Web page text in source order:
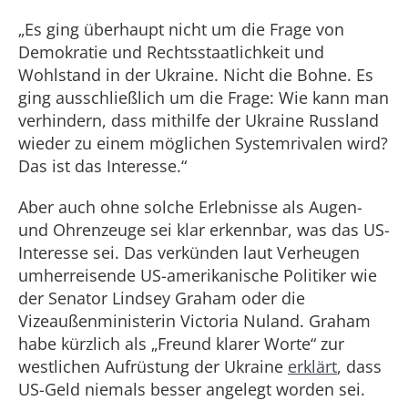
„Es ging überhaupt nicht um die Frage von
Demokratie und Rechtsstaatlichkeit und
Wohlstand in der Ukraine. Nicht die Bohne. Es
ging ausschließlich um die Frage: Wie kann man
verhindern, dass mithilfe der Ukraine Russland
wieder zu einem möglichen Systemrivalen wird?
Das ist das Interesse.“
Aber auch ohne solche Erlebnisse als Augen-
und Ohrenzeuge sei klar erkennbar, was das US-
Interesse sei. Das verkünden laut Verheugen
umherreisende US-amerikanische Politiker wie
der Senator Lindsey Graham oder die
Vizeaußenministerin Victoria Nuland. Graham
habe kürzlich als „Freund klarer Worte“ zur
westlichen Aufrüstung der Ukraine erklärt, dass
US-Geld niemals besser angelegt worden sei.